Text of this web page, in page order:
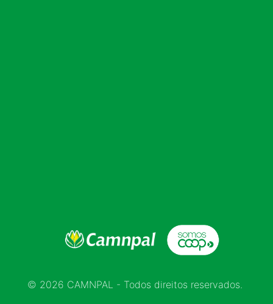
© 2026 CAMNPAL - Todos direitos reservados.